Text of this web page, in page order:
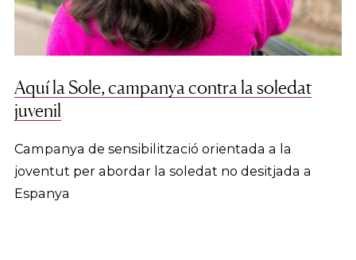
Aquí la Sole, campanya contra la soledat
juvenil
Campanya de sensibilització orientada a la
joventut per abordar la soledat no desitjada a
Espanya